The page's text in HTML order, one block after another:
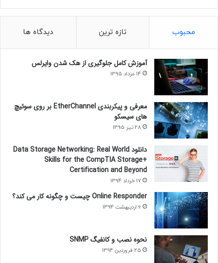
محبوب تازه ترین دیدگاه ها
آموزش کامل جلوگیری از هک شدن وایرلس
14 مرداد 1395
معرفی و پیکربندی EtherChannel بر روی سوئیچ
های سیسکو
28 تیر 1395
دانلود Data Storage Networking: Real World
Skills for the CompTIA Storage+
Certification and Beyond
17 خرداد 1394
Online Responder چیست و چگونه کار می کند؟
6 اردیبهشت 1394
نحوه نصب و کانفیگ SNMP
25 فروردین 1394